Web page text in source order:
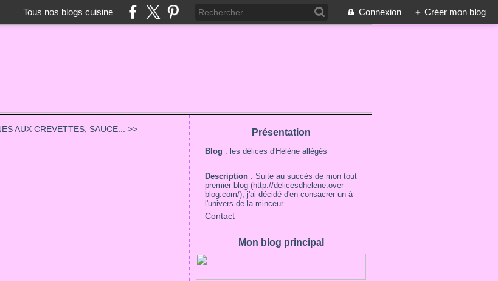
Tous nos blogs cuisine Connexion + Créer mon blog
AUX CREVETTES, SAUCE... >> Présentation
Blog : les délices d'Hélène allégés
Description : Suite au succès de mon tout
premier blog (http://delicesdhelene.over-
blog.com/), j'ai décidé d'en consacrer un à
l'univers de la minceur.
Contact
Mon blog principal